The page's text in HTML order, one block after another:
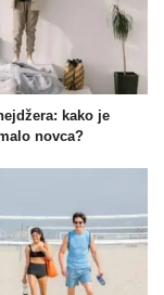
kako je
novca?